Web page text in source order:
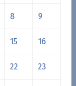
8 9
15 16
22 23